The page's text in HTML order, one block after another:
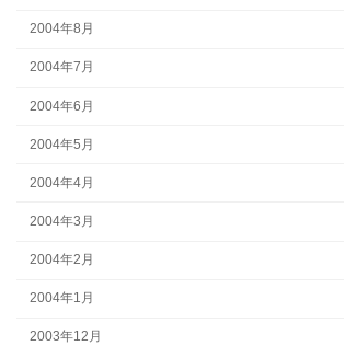
2004年8月
2004年7月
2004年6月
2004年5月
2004年4月
2004年3月
2004年2月
2004年1月
2003年12月